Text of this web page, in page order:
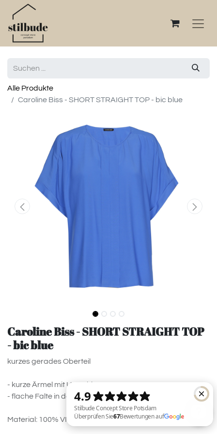
Alle Produkte
Caroline Biss - SHORT STRAIGHT TOP - bic blue
Caroline Biss - SHORT STRAIGHT TOP
- bic blue
kurzes gerades Oberteil
- kurze Ärmel mit Umschlag
- flache Falte in der vorderen Mitte
Material: 100% VISKOSE